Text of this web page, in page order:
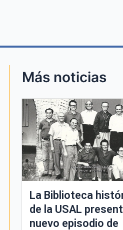
Más noticias
La Biblioteca
de la USAL
nuevo episodio de